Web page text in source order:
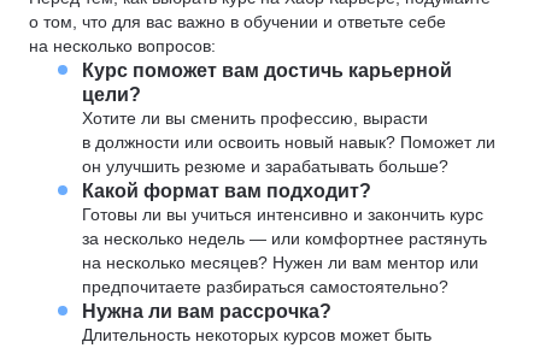
о том, что для вас важно в обучении и ответьте себе
на несколько вопросов:
Курс поможет вам достичь карьерной
цели?
Хотите ли вы сменить профессию, вырасти
в должности или освоить новый навык? Поможет ли
он улучшить резюме и зарабатывать больше?
Какой формат вам подходит?
Готовы ли вы учиться интенсивно и закончить курс
за несколько недель — или комфортнее растянуть
на несколько месяцев? Нужен ли вам ментор или
предпочитаете разбираться самостоятельно?
Нужна ли вам рассрочка?
Длительность некоторых курсов может быть